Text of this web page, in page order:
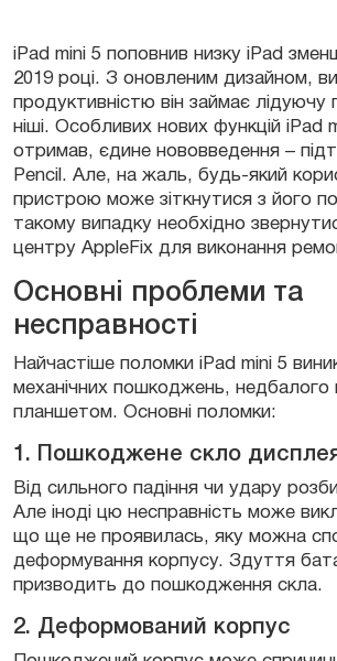
iPad mini 5 поповнив низку iPad
2019 році. З оновленим дизайном,
продуктивністю він займає лідуючу
ніші. Особливих нових функцій iPad
отримав, єдине нововведення –
Pencil. Але, на жаль, будь-який
пристрою може зіткнутися з його
такому випадку необхідно
центру AppleFix для виконання
Основні проблеми та
несправності
Найчастіше поломки iPad mini 5
механічних пошкоджень, недбалого
планшетом. Основні поломки:
1. Пошкоджене скло
Від сильного падіння чи удару
Але іноді цю несправність може
що ще не проявилась, яку можна
деформування корпусу. Здуття
призводить до пошкодження скла.
2. Деформований корпус